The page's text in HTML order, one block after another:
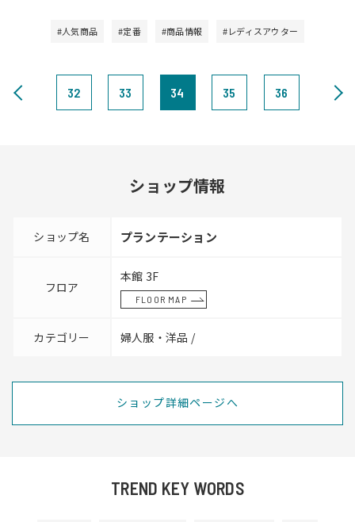
#人気商品 #定番 #商品情報 #レディスアウター
32 33 34 35 36
ショップ情報
ショップ名 プランテーション
フロア
本館 3F
FLOOR MAP
カテゴリー 婦人服・洋品 /
ショップ詳細ページへ
TREND KEY WORDS